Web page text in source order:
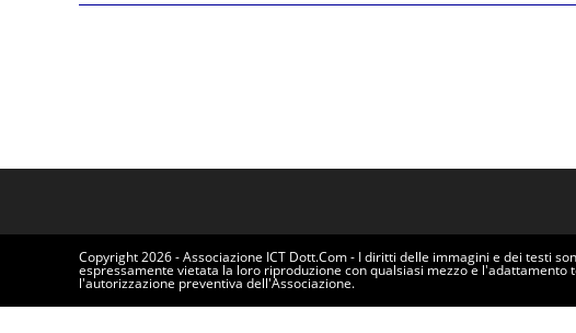
Copyright 2026 - Associazione ICT Dott.Com - I diritti delle immagini e dei testi
espressamente vietata la loro riproduzione con qualsiasi mezzo e l'adattamento
l'autorizzazione preventiva dell'Associazione.